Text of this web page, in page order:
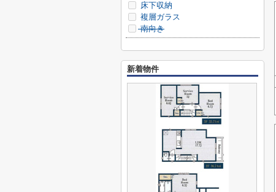
床下収納
複層ガラス
南向き
新着物件